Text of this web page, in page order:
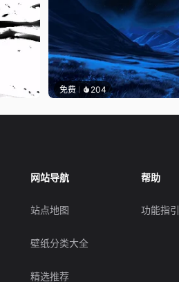
免费 204
网站导航
站点地图
壁纸分类大全
精选推荐
帮助
功能指引